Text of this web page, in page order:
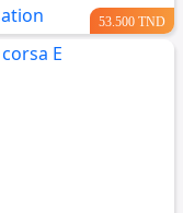
53.500 TND